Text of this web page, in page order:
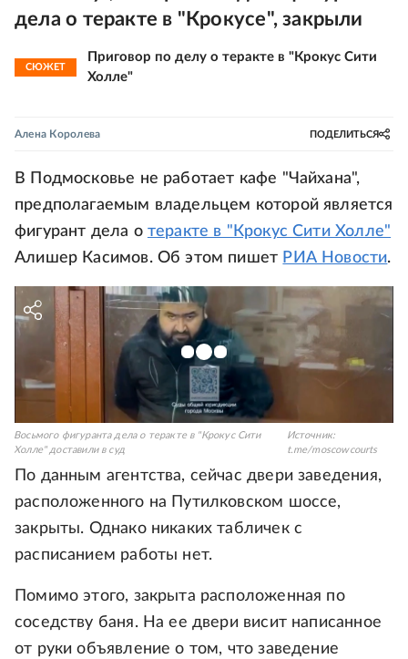
дела о теракте в "Крокусе", закрыли
СЮЖЕТ
Приговор по делу о теракте в "Крокус Сити
Холле"
Алена Королева ПОДЕЛИТЬСЯ
В Подмосковье не работает кафе "Чайхана",
предполагаемым владельцем которой является
фигурант дела о теракте в "Крокус Сити Холле"
Алишер Касимов. Об этом пишет РИА Новости.
Восьмого фигуранта дела о теракте в "Крокус Сити
Холле" доставили в суд
Источник:
t.me/moscowcourts
По данным агентства, сейчас двери заведения,
расположенного на Путилковском шоссе,
закрыты. Однако никаких табличек с
расписанием работы нет.
Помимо этого, закрыта расположенная по
соседству баня. На ее двери висит написанное
от руки объявление о том, что заведение